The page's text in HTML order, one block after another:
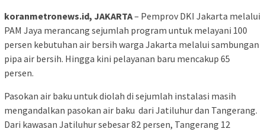
koranmetronews.id, JAKARTA– Pemprov DKI Jakarta melalui
PAM Jaya merancang sejumlah program untuk melayani 100
persen kebutuhan air bersih warga Jakarta melalui sambungan
pipa air bersih. Hingga kini pelayanan baru mencakup 65
persen.
Pasokan air baku untuk diolah di sejumlah instalasi masih
mengandalkan pasokan air baku dari Jatiluhur dan Tangerang.
Dari kawasan Jatiluhur sebesar 82 persen, Tangerang 12